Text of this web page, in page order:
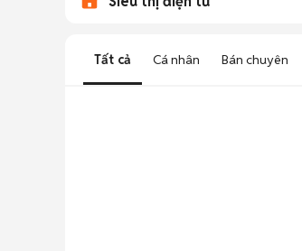
Tất cả Cá nhân Bán chuyên